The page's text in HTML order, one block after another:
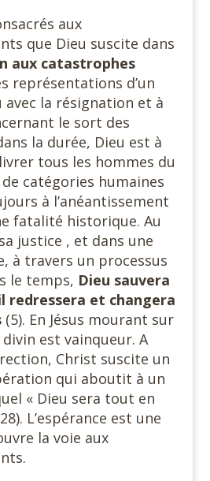
aux
que Dieu suscite dans
aux catastrophes
représentations d’un
avec la résignation et à
le sort des
la durée, Dieu est à
tous les hommes du
de catégories humaines
à l’anéantissement
fatalité historique. Au
justice , et dans une
à travers un processus
le temps, Dieu sauvera
redressera et changera
(5). En Jésus mourant sur
divin est vainqueur. A
Christ suscite un
qui aboutit à un
« Dieu sera tout en
L’espérance est une
la voie aux